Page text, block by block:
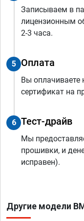
Записываем в
лицензионным
2-3 часа.
5 Оплата
Вы
сертификат на
6 Тест-драйв
Мы
прошивки, и
исправен).
Другие модели